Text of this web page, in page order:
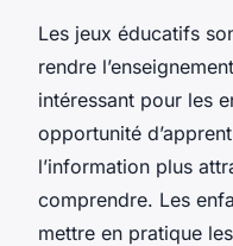
Les jeux éducatifs
rendre
intéressant pour les
opportunité
l’information plus
comprendre. Les
mettre en pratique